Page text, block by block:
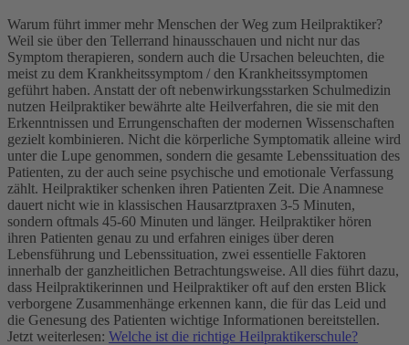
Warum führt immer mehr Menschen der Weg zum Heilpraktiker?
Weil sie über den Tellerrand hinausschauen und nicht nur das
Symptom therapieren, sondern auch die Ursachen beleuchten, die
meist zu dem Krankheitssymptom / den Krankheitssymptomen
geführt haben. Anstatt der oft nebenwirkungsstarken Schulmedizin
nutzen Heilpraktiker bewährte alte Heilverfahren, die sie mit den
Erkenntnissen und Errungenschaften der modernen Wissenschaften
gezielt kombinieren. Nicht die körperliche Symptomatik alleine wird
unter die Lupe genommen, sondern die gesamte Lebenssituation des
Patienten, zu der auch seine psychische und emotionale Verfassung
zählt. Heilpraktiker schenken ihren Patienten Zeit. Die Anamnese
dauert nicht wie in klassischen Hausarztpraxen 3-5 Minuten,
sondern oftmals 45-60 Minuten und länger. Heilpraktiker hören
ihren Patienten genau zu und erfahren einiges über deren
Lebensführung und Lebenssituation, zwei essentielle Faktoren
innerhalb der ganzheitlichen Betrachtungsweise. All dies führt dazu,
dass Heilpraktikerinnen und Heilpraktiker oft auf den ersten Blick
verborgene Zusammenhänge erkennen kann, die für das Leid und
die Genesung des Patienten wichtige Informationen bereitstellen.
Jetzt weiterlesen: Welche ist die richtige Heilpraktikerschule?